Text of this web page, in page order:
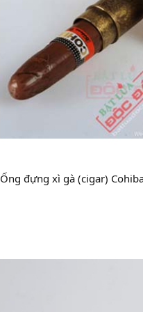
Ống đựng xì gà (cigar)